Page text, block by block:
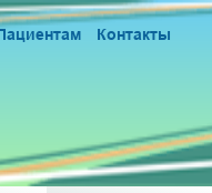
Контакты